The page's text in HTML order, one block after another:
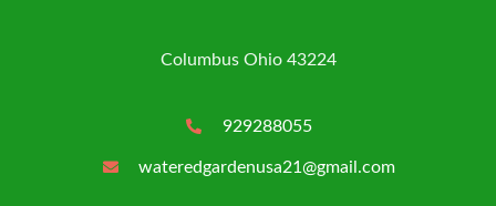
Columbus Ohio 43224
929288055
wateredgardenusa21@gmail.com